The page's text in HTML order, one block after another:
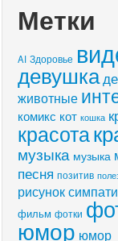
Метки
AI Здоровье
девушка
животные
комикс кот кошка
красота
музыка музыка
песня позитив
рисунок
фильм фотки
юмор юмор